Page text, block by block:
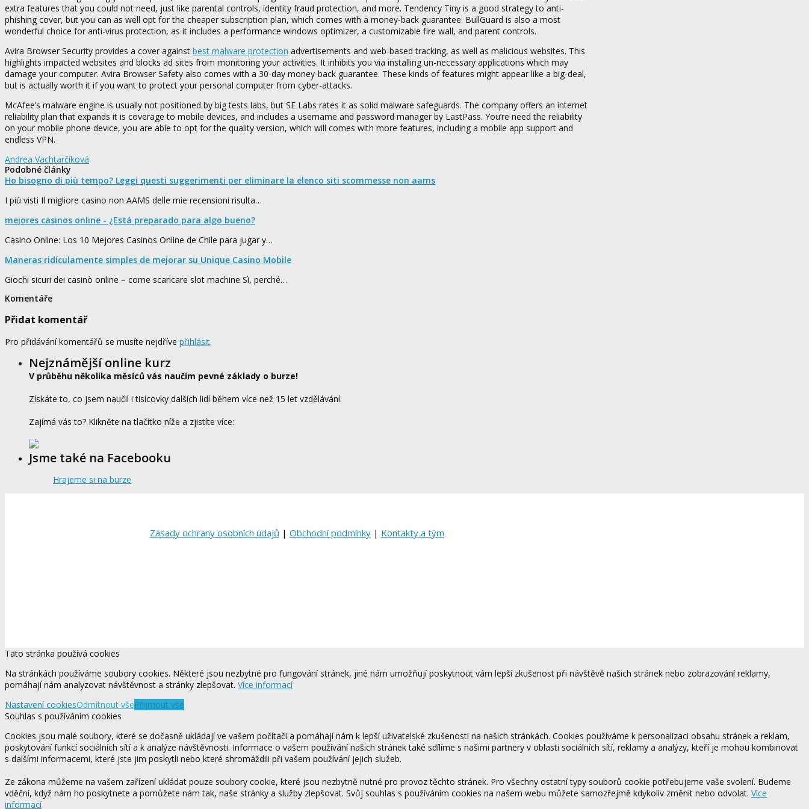
extra features that you could not need, just like parental controls, identity fraud protection, and more. Tendency Tiny is a good strategy to anti-
phishing cover, but you can as well opt for the cheaper subscription plan, which comes with a money-back guarantee. BullGuard is also a most
wonderful choice for anti-virus protection, as it includes a performance windows optimizer, a customizable fire wall, and parent controls.
Avira Browser Security provides a cover against best malware protection advertisements and web-based tracking, as well as malicious websites. This
highlights impacted websites and blocks ad sites from monitoring your activities. It inhibits you via installing un-necessary applications which may
damage your computer. Avira Browser Safety also comes with a 30-day money-back guarantee. These kinds of features might appear like a big-deal,
but is actually worth it if you want to protect your personal computer from cyber-attacks.
McAfee’s malware engine is usually not positioned by big tests labs, but SE Labs rates it as solid malware safeguards. The company offers an internet
reliability plan that expands it is coverage to mobile devices, and includes a username and password manager by LastPass. You’re need the reliability
on your mobile phone device, you are able to opt for the quality version, which will comes with more features, including a mobile app support and
endless VPN.
Andrea Vachtarčíková
Podobné články
Ho bisogno di più tempo? Leggi questi suggerimenti per eliminare la elenco siti scommesse non aams
I più visti Il migliore casino non AAMS delle mie recensioni risulta…
mejores casinos online - ¿Está preparado para algo bueno?
Casino Online: Los 10 Mejores Casinos Online de Chile para jugar y…
Maneras ridículamente simples de mejorar su Unique Casino Mobile
Giochi sicuri dei casinò online – come scaricare slot machine Sì, perché…
Komentáře
Přidat komentář
Pro přidávání komentářů se musíte nejdříve přihlásit.
Nejznámější online kurz
V průběhu několika měsíců vás naučím pevné základy o burze!
Získáte to, co jsem naučil i tisícovky dalších lidí během více než 15 let vzdělávání.
Zajímá vás to? Klikněte na tlačítko níže a zjistíte více:
Jsme také na Facebooku
Hrajeme si na burze
Zásady ochrany osobních údajů | Obchodní podmínky| Kontakty a tým
Tato stránka používá cookies
Na stránkách používáme soubory cookies. Některé jsou nezbytné pro fungování stránek, jiné nám umožňují poskytnout vám lepší zkušenost při návštěvě našich stránek nebo zobrazování reklamy,
pomáhají nám analyzovat návštěvnost a stránky zlepšovat. Více informací
Nastavení cookiesOdmítnout všePřijmout vše
Souhlas s používáním cookies
Cookies jsou malé soubory, které se dočasně ukládají ve vašem počítači a pomáhají nám k lepší uživatelské zkušenosti na našich stránkách. Cookies používáme k personalizaci obsahu stránek a reklam,
poskytování funkcí sociálních sítí a k analýze návštěvnosti. Informace o vašem používání našich stránek také sdílíme s našimi partnery v oblasti sociálních sítí, reklamy a analýzy, kteří je mohou kombinovat
s dalšími informacemi, které jste jim poskytli nebo které shromáždili při vašem používání jejich služeb.
Ze zákona můžeme na vašem zařízení ukládat pouze soubory cookie, které jsou nezbytně nutné pro provoz těchto stránek. Pro všechny ostatní typy souborů cookie potřebujeme vaše svolení. Budeme
vděční, když nám ho poskytnete a pomůžete nám tak, naše stránky a služby zlepšovat. Svůj souhlas s používáním cookies na našem webu můžete samozřejmě kdykoliv změnit nebo odvolat. Více
informací